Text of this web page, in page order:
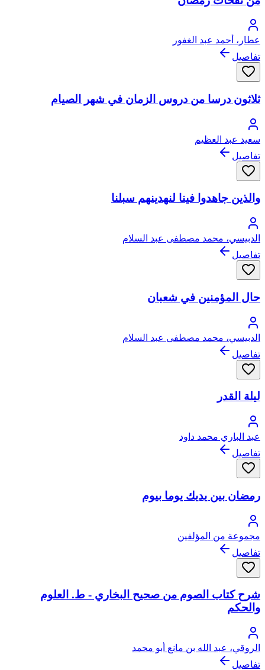
عطار، أحمد عبد الغفور
تفاصيل
ثلاثون درسا من دروس الزمان في شهر الصيام
سعيد عبد العظيم
تفاصيل
والذين جاهدوا فينا لنهدينهم سبلنا
الدبيسي، محمد مصطفى عبد السلام
تفاصيل
حال المؤمنين في شعبان
الدبيسي، محمد مصطفى عبد السلام
تفاصيل
ليلة القدر
عبد الباري محمد داود
تفاصيل
رمضان بين يديك يوما بيوم
مجموعة من المؤلفين
تفاصيل
شرح كتاب الصوم من صحيح البخاري - ط. العلوم
والحكم
الروقي، عبد الله بن مانع أبو محمد
تفاصيل